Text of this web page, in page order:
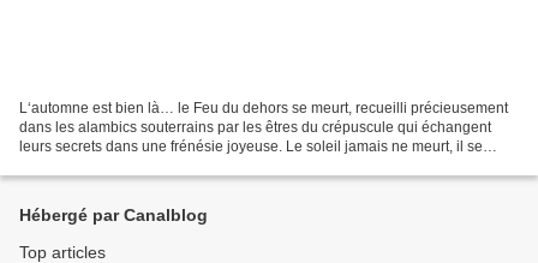
L‘automne est bien là… le Feu du dehors se meurt, recueilli précieusement
dans les alambics souterrains par les êtres du crépuscule qui échangent
leurs secrets dans une frénésie joyeuse. Le soleil jamais ne meurt, il se
Hébergé par Canalblog
Top articles